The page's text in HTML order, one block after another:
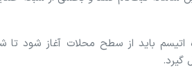
اتیسم باید از سطح محلات آغاز شود تا
گیرد.